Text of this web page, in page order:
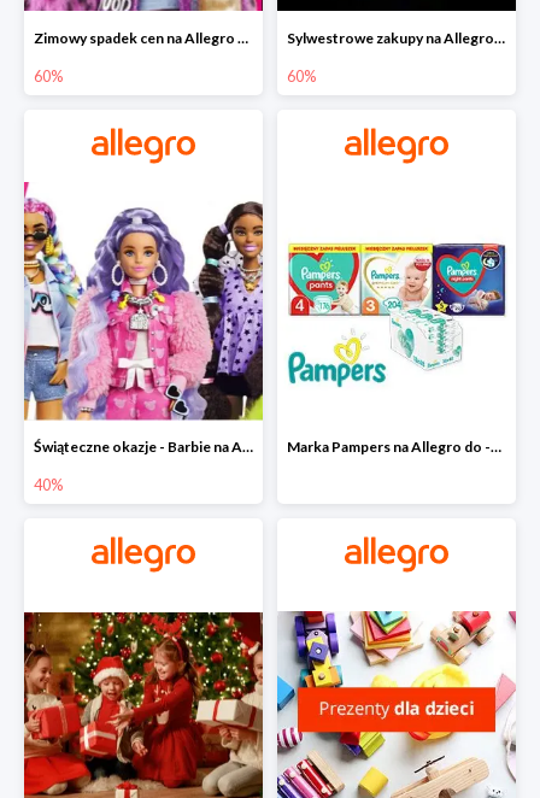
Zimowy spadek cen na Allegro - lalki Barbie do -60%
60%
Sylwestrowe zakupy na Allegro do -60%
60%
Świąteczne okazje - Barbie na Allegro do -40%
40%
Marka Pampers na Allegro do -35%